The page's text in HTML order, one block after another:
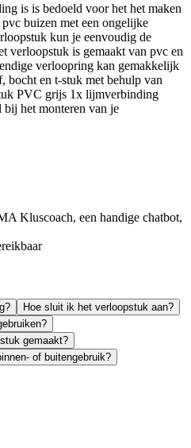
is is bedoeld voor het het maken
buizen met een ongelijke
kun je eenvoudig de
verloopstuk is gemaakt van pvc en
verloopring kan gemakkelijk
bocht en t-stuk met behulp van
PVC grijs 1x lijmverbinding
bij het monteren van je
Kluscoach, een handige chatbot,
Hoe sluit ik het verloopstuk aan?
gemaakt?
of buitengebruik?